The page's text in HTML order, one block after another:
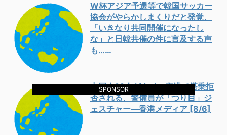
SPONSOR
W杯アジア予選等で韓国サッカー
協会がやらかしまくりだと発覚、
「いきなり共同開催になったし
な」と日韓共催の件に言及する声
も……
中国人22人がタイの空港で搭乗拒
否される、警備員が「つり目」ジ
ェスチャー―香港メディア [8/6]